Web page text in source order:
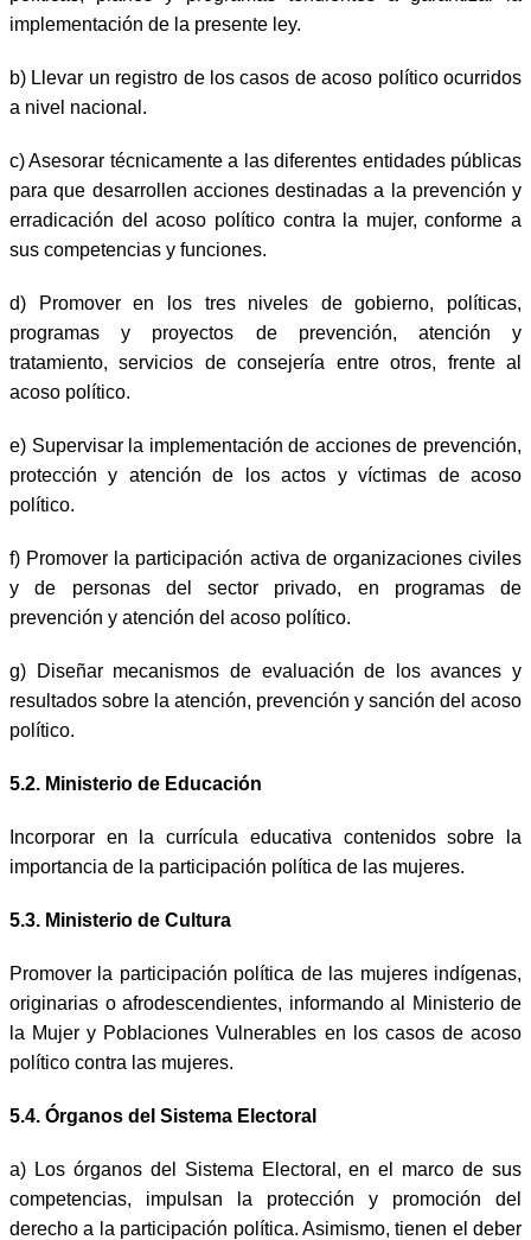
implementación de la presente ley.
b) Llevar un registro de los casos de acoso político ocurridos
a nivel nacional.
c) Asesorar técnicamente a las diferentes entidades públicas
para que desarrollen acciones destinadas a la prevención y
erradicación del acoso político contra la mujer, conforme a
sus competencias y funciones.
d) Promover en los tres niveles de gobierno, políticas,
programas y proyectos de prevención, atención y
tratamiento, servicios de consejería entre otros, frente al
acoso político.
e) Supervisar la implementación de acciones de prevención,
protección y atención de los actos y víctimas de acoso
político.
f) Promover la participación activa de organizaciones civiles
y de personas del sector privado, en programas de
prevención y atención del acoso político.
g) Diseñar mecanismos de evaluación de los avances y
resultados sobre la atención, prevención y sanción del acoso
político.
5.2. Ministerio de Educación
Incorporar en la currícula educativa contenidos sobre la
importancia de la participación política de las mujeres.
5.3. Ministerio de Cultura
Promover la participación política de las mujeres indígenas,
originarias o afrodescendientes, informando al Ministerio de
la Mujer y Poblaciones Vulnerables en los casos de acoso
político contra las mujeres.
5.4. Órganos del Sistema Electoral
a) Los órganos del Sistema Electoral, en el marco de sus
competencias, impulsan la protección y promoción del
derecho a la participación política. Asimismo, tienen el deber